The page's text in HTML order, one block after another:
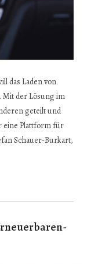
das Laden von
Mit der Lösung im
geteilt und
eine Plattform für
Schauer-Burkart,